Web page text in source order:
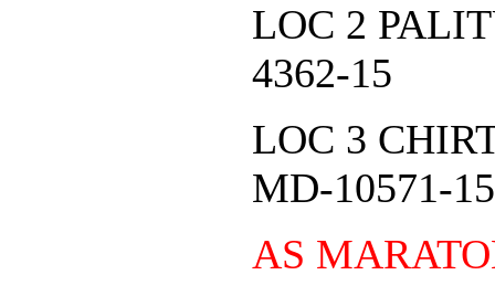
LOC 2
4362-15
LOC 3
MD-10571-15
AS